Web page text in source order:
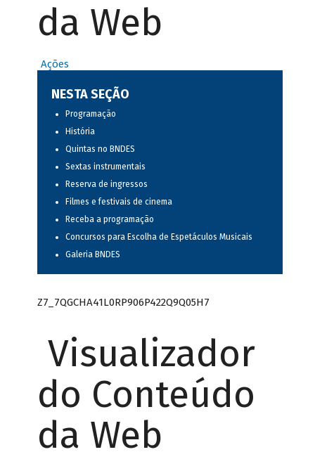
da Web
Ações
NESTA SEÇÃO
Programação
História
Quintas no BNDES
Sextas instrumentais
Reserva de ingressos
Filmes e festivais de cinema
Receba a programação
Concursos para Escolha de Espetáculos Musicais
Galeria BNDES
Z7_7QGCHA41L0RP906P422Q9Q05H7
Visualizador
do Conteúdo
da Web